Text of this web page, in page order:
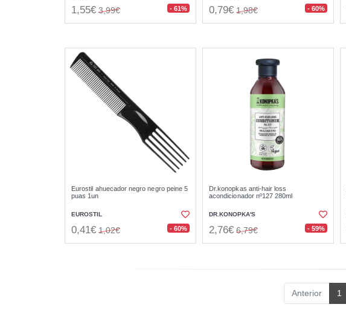
1,55€ 3,99€ - 61% 0,79€ 1,98€ - 60%
Eurostil ahuecador negro negro peine 5
puas 1un
EUROSTIL
0,41€ 1,02€ - 60%
Dr.konopkas anti-hair loss
acondicionador nº127 280ml
DR.KONOPKA'S
2,76€ 6,79€ - 59%
Anterior 1